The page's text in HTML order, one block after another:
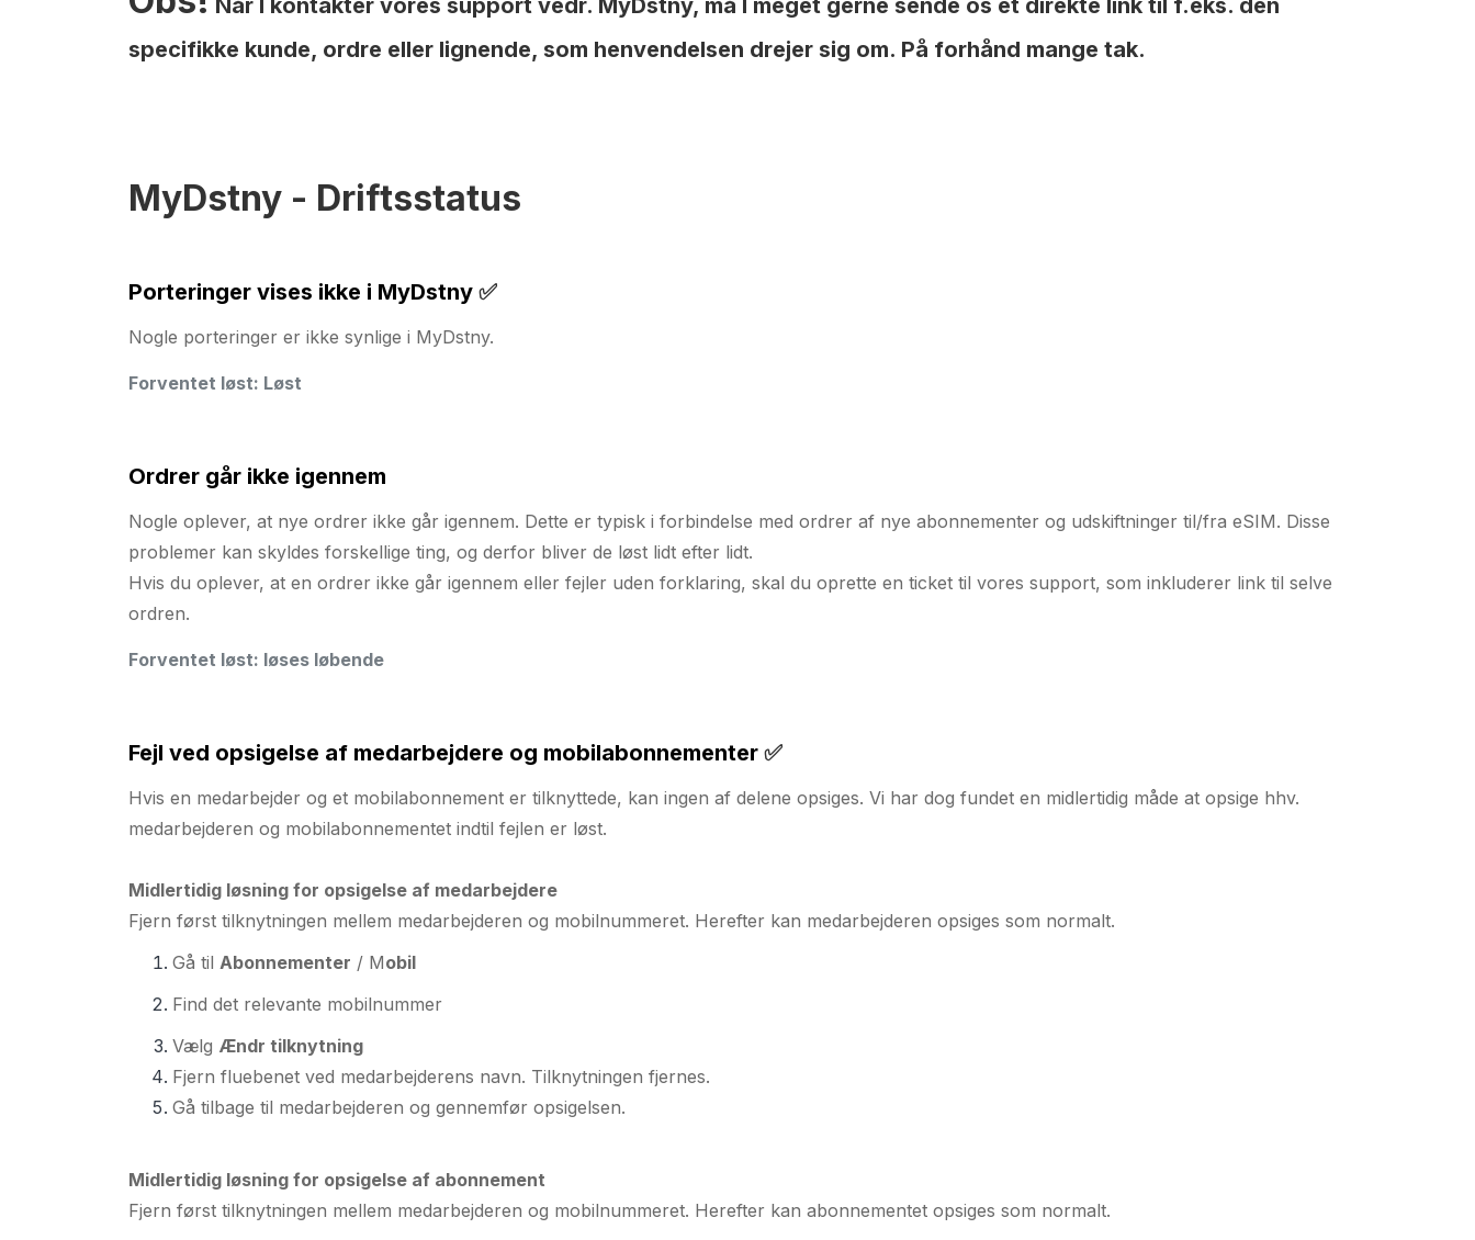
Når I kontakter vores support vedr. MyDstny, må I meget gerne sende os et direkte link til f.eks. den
specifikke kunde, ordre eller lignende, som henvendelsen drejer sig om. På forhånd mange tak.
MyDstny - Driftsstatus
Porteringer vises ikke i MyDstny ✅
Nogle porteringer er ikke synlige i MyDstny.
Forventet løst: Løst
Ordrer går ikke igennem
Nogle oplever, at nye ordrer ikke går igennem. Dette er typisk i forbindelse med ordrer af nye abonnementer og udskiftninger til/fra eSIM. Disse
problemer kan skyldes forskellige ting, og derfor bliver de løst lidt efter lidt.
Hvis du oplever, at en ordrer ikke går igennem eller fejler uden forklaring, skal du oprette en ticket til vores support, som inkluderer link til selve
ordren.
Forventet løst: løses løbende
Fejl ved opsigelse af medarbejdere og mobilabonnementer ✅
Hvis en medarbejder og et mobilabonnement er tilknyttede, kan ingen af delene opsiges. Vi har dog fundet en midlertidig måde at opsige hhv.
medarbejderen og mobilabonnementet indtil fejlen er løst.
Midlertidig løsning for opsigelse af medarbejdere
Fjern først tilknytningen mellem medarbejderen og mobilnummeret. Herefter kan medarbejderen opsiges som normalt.
Gå til Abonnementer / Mobil
Find det relevante mobilnummer
Vælg Ændr tilknytning
Fjern fluebenet ved medarbejderens navn. Tilknytningen fjernes.
Gå tilbage til medarbejderen og gennemfør opsigelsen.
Midlertidig løsning for opsigelse af abonnement
Fjern først tilknytningen mellem medarbejderen og mobilnummeret. Herefter kan abonnementet opsiges som normalt.